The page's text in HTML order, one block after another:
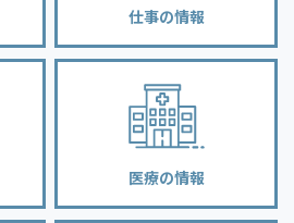
仕事の情報
医療の情報